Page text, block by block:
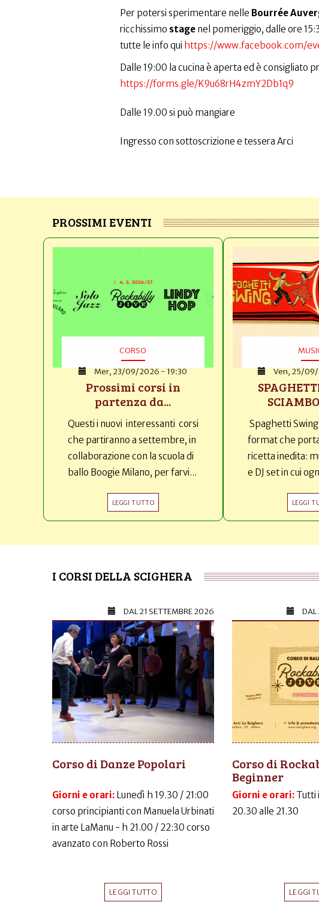
Per potersi sperimentare nelle Bourrée
ricchissimo stagenel pomeriggio, dalle ore
tutte le info qui https://www.facebook.com/
Dalle 19:00 la cucina è aperta ed è consigliato
https://forms.gle/K9u68rH4zmY2Db1q9
Dalle 19.00 si può mangiare
Ingresso con sottoscrizione e tessera Arci
PROSSIMI EVENTI
CORSO
Mer, 23/09/2026 - 19:30
Prossimi corsi in
partenza da...
Questi i nuovi interessanti corsi
che partiranno a settembre, in
collaborazione con la scuola di
ballo Boogie Milano, per farvi...
LEGGI TUTTO
Ven, 25/
Spaghetti
format che
ricetta inedita:
e DJ set in cui
LEGGI
I CORSI DELLA SCIGHERA
DAL21 SETTEMBRE 2026
Corso di Danze Popolari
Giorni e orari: Lunedì h 19.30 / 21:00
corso principianti con Manuela Urbinati
in arte LaManu - h 21.00 / 22:30 corso
avanzato con Roberto Rossi
LEGGI TUTTO
DAL
Corso di
Beginner
Giorni e orari: Tutti
20.30 alle 21.30
LEGGI